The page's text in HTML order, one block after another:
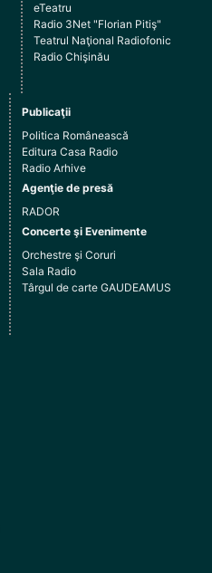
eTeatru
Radio 3Net "Florian Pitiş"
Teatrul Naţional Radiofonic
Radio Chişinău
Publicaţii
Politica Românească
Editura Casa Radio
Radio Arhive
Agenţie de presă
RADOR
Concerte şi Evenimente
Orchestre şi Coruri
Sala Radio
Târgul de carte GAUDEAMUS